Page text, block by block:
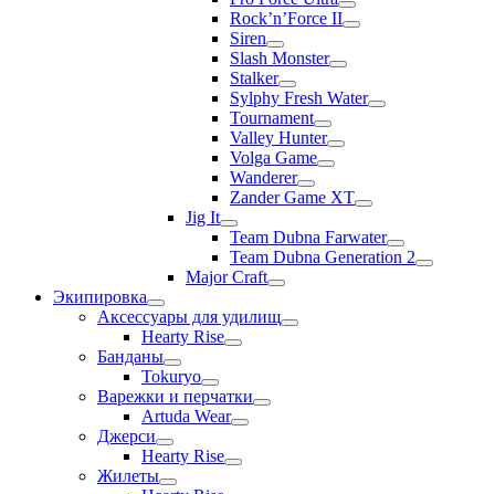
Rock’n’Force II
Siren
Slash Monster
Stalker
Sylphy Fresh Water
Tournament
Valley Hunter
Volga Game
Wanderer
Zander Game XT
Jig It
Team Dubna Farwater
Team Dubna Generation 2
Major Craft
Экипировка
Аксессуары для удилищ
Hearty Rise
Банданы
Tokuryo
Варежки и перчатки
Artuda Wear
Джерси
Hearty Rise
Жилеты